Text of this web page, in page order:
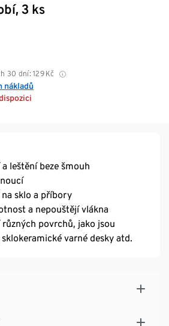
3 ks
30 dní: 129 Kč
nákladů
leštění beze šmouh
sklo a příbory
a nepouštějí vlákna
povrchů, jako jsou
varné desky atd.